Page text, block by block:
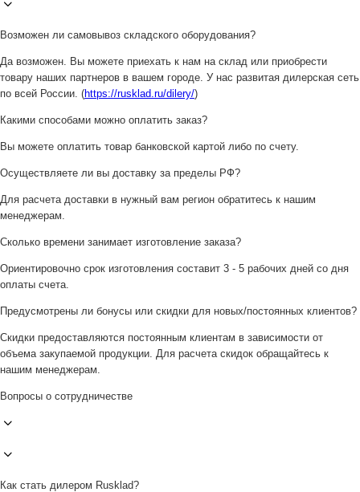
Возможен ли самовывоз складского оборудования?
Да возможен. Вы можете приехать к нам на склад или приобрести
товару наших партнеров в вашем городе. У нас развитая дилерская сеть
по всей России. (https://rusklad.ru/dilery/)
Какими способами можно оплатить заказ?
Вы можете оплатить товар банковской картой либо по счету.
Осуществляете ли вы доставку за пределы РФ?
Для расчета доставки в нужный вам регион обратитесь к нашим
менеджерам.
Сколько времени занимает изготовление заказа?
Ориентировочно срок изготовления составит 3 - 5 рабочих дней со дня
оплаты счета.
Предусмотрены ли бонусы или скидки для новых/постоянных клиентов?
Скидки предоставляются постоянным клиентам в зависимости от
объема закупаемой продукции. Для расчета скидок обращайтесь к
нашим менеджерам.
Вопросы о сотрудничестве
Как стать дилером Rusklad?